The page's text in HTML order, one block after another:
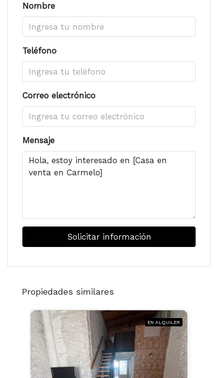
Nombre
Teléfono
Correo electrónico
Mensaje
Solicitar información
Propiedades similares
EN ALQUILER